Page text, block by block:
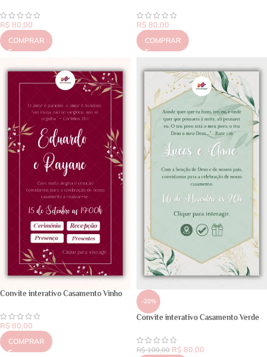
R$ 80,00
COMPRAR
R$ 80,00
COMPRAR
Convite interativo Casamento Vinho
R$ 80,00
COMPRAR
-20%
Convite interativo Casamento Verde
R$100,00 R$ 80,00